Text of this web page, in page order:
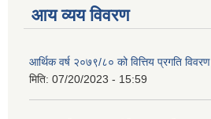
आय व्यय विवरण
आर्थिक वर्ष २०७९/८० को वित्तिय प्रगति विवरण
मिति: 07/20/2023 - 15:59